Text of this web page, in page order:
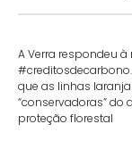
A Verra respondeu
que as linhas
“conservadoras” do
proteção florestal